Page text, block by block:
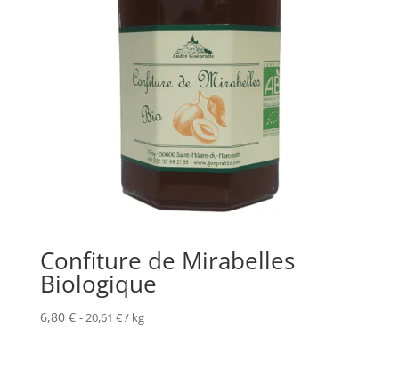
Confiture de Mirabelles
Biologique
6,80 € -20,61 €/ kg